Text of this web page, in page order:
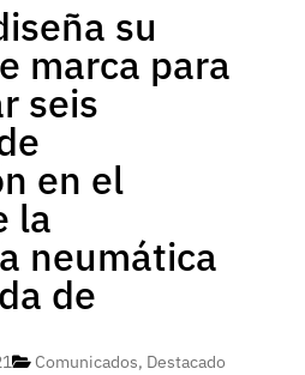
su
marca para
seis
en el
la
neumática
de
Comunicados, Destacado